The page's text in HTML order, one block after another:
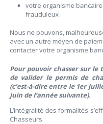
votre organisme
frauduleux
Nous ne pouvons,
avec un autre moyen de
contacter votre organisme
Pour pouvoir chasser sur
de valider le permis de
(c’est-à-dire entre le 1er
juin de l’année suivante).
L’intégralité des formalités
Chasseurs.